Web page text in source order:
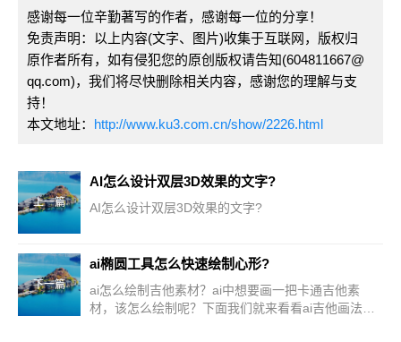
感谢每一位辛勤著写的作者，感谢每一位的分享！
免责声明：以上内容(文字、图片)收集于互联网，版权归
原作者所有，如有侵犯您的原创版权请告知(604811667@
qq.com)，我们将尽快删除相关内容，感谢您的理解与支
持！
本文地址： http://www.ku3.com.cn/show/2226.html
上一篇
AI怎么设计双层3D效果的文字?
AI怎么设计双层3D效果的文字?
下一篇
ai椭圆工具怎么快速绘制心形?
ai怎么绘制吉他素材？ai中想要画一把卡通吉他素
材，该怎么绘制呢？下面我们就来看看ai吉他画法，